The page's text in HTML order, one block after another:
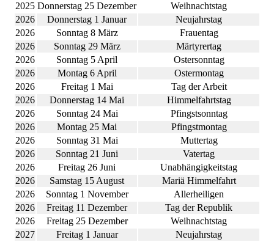
2025 Donnerstag 25 Dezember
Weihnachtstag
2026
Donnerstag 1 Januar
Neujahrstag
2026
Sonntag 8 März
Frauentag
2026
Sonntag 29 März
Märtyrertag
2026
Sonntag 5 April
Ostersonntag
2026
Montag 6 April
Ostermontag
2026
Freitag 1 Mai
Tag der Arbeit
2026
Donnerstag 14 Mai
Himmelfahrtstag
2026
Sonntag 24 Mai
Pfingstsonntag
2026
Montag 25 Mai
Pfingstmontag
2026
Sonntag 31 Mai
Muttertag
2026
Sonntag 21 Juni
Vatertag
2026
Freitag 26 Juni
Unabhängigkeitstag
2026
Samstag 15 August
Mariä Himmelfahrt
2026
Sonntag 1 November
Allerheiligen
2026
Freitag 11 Dezember
Tag der Republik
2026
Freitag 25 Dezember
Weihnachtstag
2027
Freitag 1 Januar
Neujahrstag